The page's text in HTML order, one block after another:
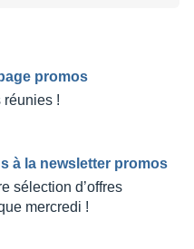
promos
réunies !
à la newsletter promos
sélection d’offres
mercredi !